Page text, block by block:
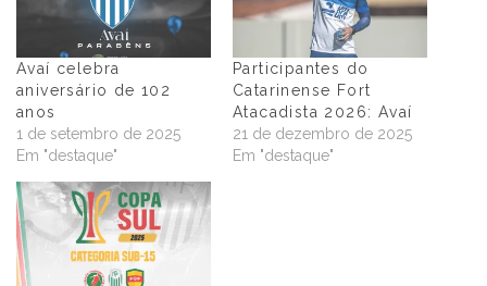
Avaí celebra
aniversário de 102
anos
1 de setembro de 2025
Em "destaque"
Participantes do
Catarinense Fort
Atacadista 2026: Avaí
21 de dezembro de 2025
Em "destaque"